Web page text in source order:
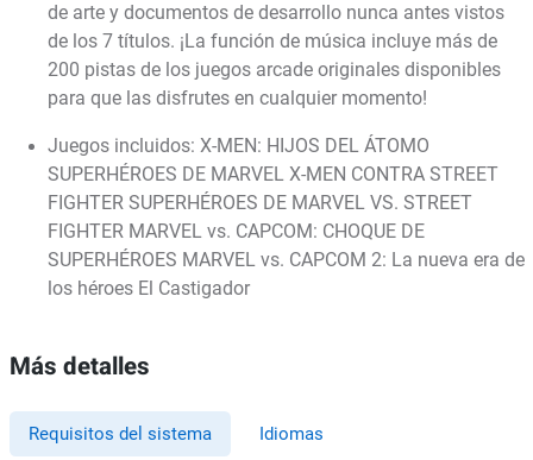
de arte y documentos de desarrollo nunca antes vistos
de los 7 títulos. ¡La función de música incluye más de
200 pistas de los juegos arcade originales disponibles
para que las disfrutes en cualquier momento!
Juegos incluidos: X-MEN: HIJOS DEL ÁTOMO
SUPERHÉROES DE MARVEL X-MEN CONTRA STREET
FIGHTER SUPERHÉROES DE MARVEL VS. STREET
FIGHTER MARVEL vs. CAPCOM: CHOQUE DE
SUPERHÉROES MARVEL vs. CAPCOM 2: La nueva era de
los héroes El Castigador
Más detalles
Requisitos del sistema Idiomas